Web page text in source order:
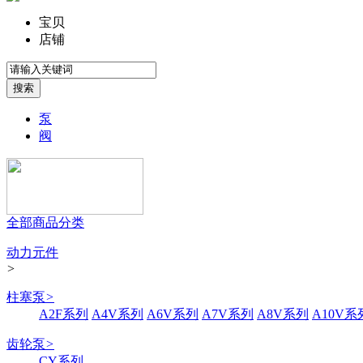
宝贝
店铺
泵
阀
全部商品分类
动力元件
>
柱塞泵>
A2F系列 A4V系列 A6V系列 A7V系列 A8V系列 A10V系
齿轮泵>